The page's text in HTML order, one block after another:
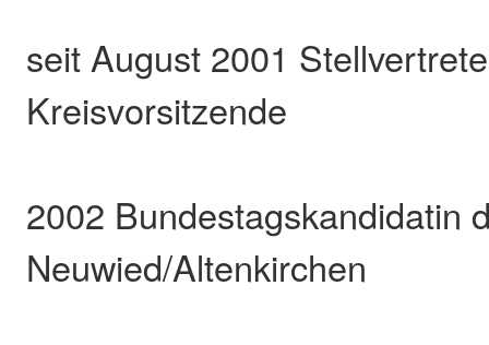
seit August 2001
Kreisvorsitzende
2002 Bundestagskandidatin
Neuwied/Altenkirchen